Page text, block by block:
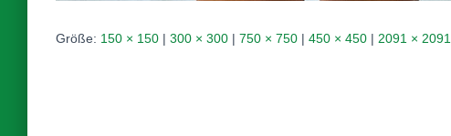
Größe: 150 × 150 | 300 × 300 | 750 × 750 | 450 × 450 | 2091 × 2091